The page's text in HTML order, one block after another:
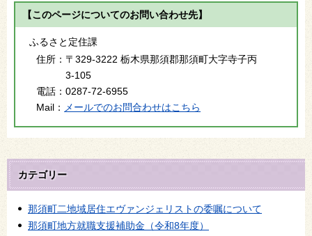
【このページについてのお問い合わせ先】
ふるさと定住課
住所： 〒329-3222 栃木県那須郡那須町大字寺子丙
3-105
電話： 0287-72-6955
Mail：
メールでのお問合わせはこちら
カテゴリー
那須町二地域居住エヴァンジェリストの委嘱について
那須町地方就職支援補助金（令和8年度）